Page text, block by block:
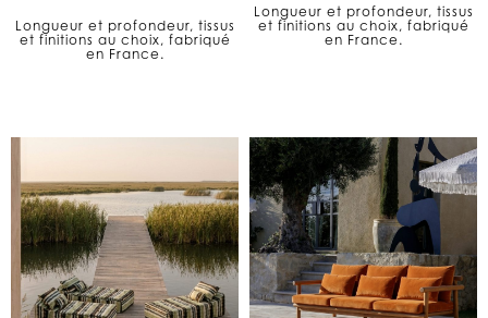
Longueur et profondeur, tissus
et finitions au choix, fabriqué
en France.
Longueur et profondeur, tissus
et finitions au choix, fabriqué
en France.